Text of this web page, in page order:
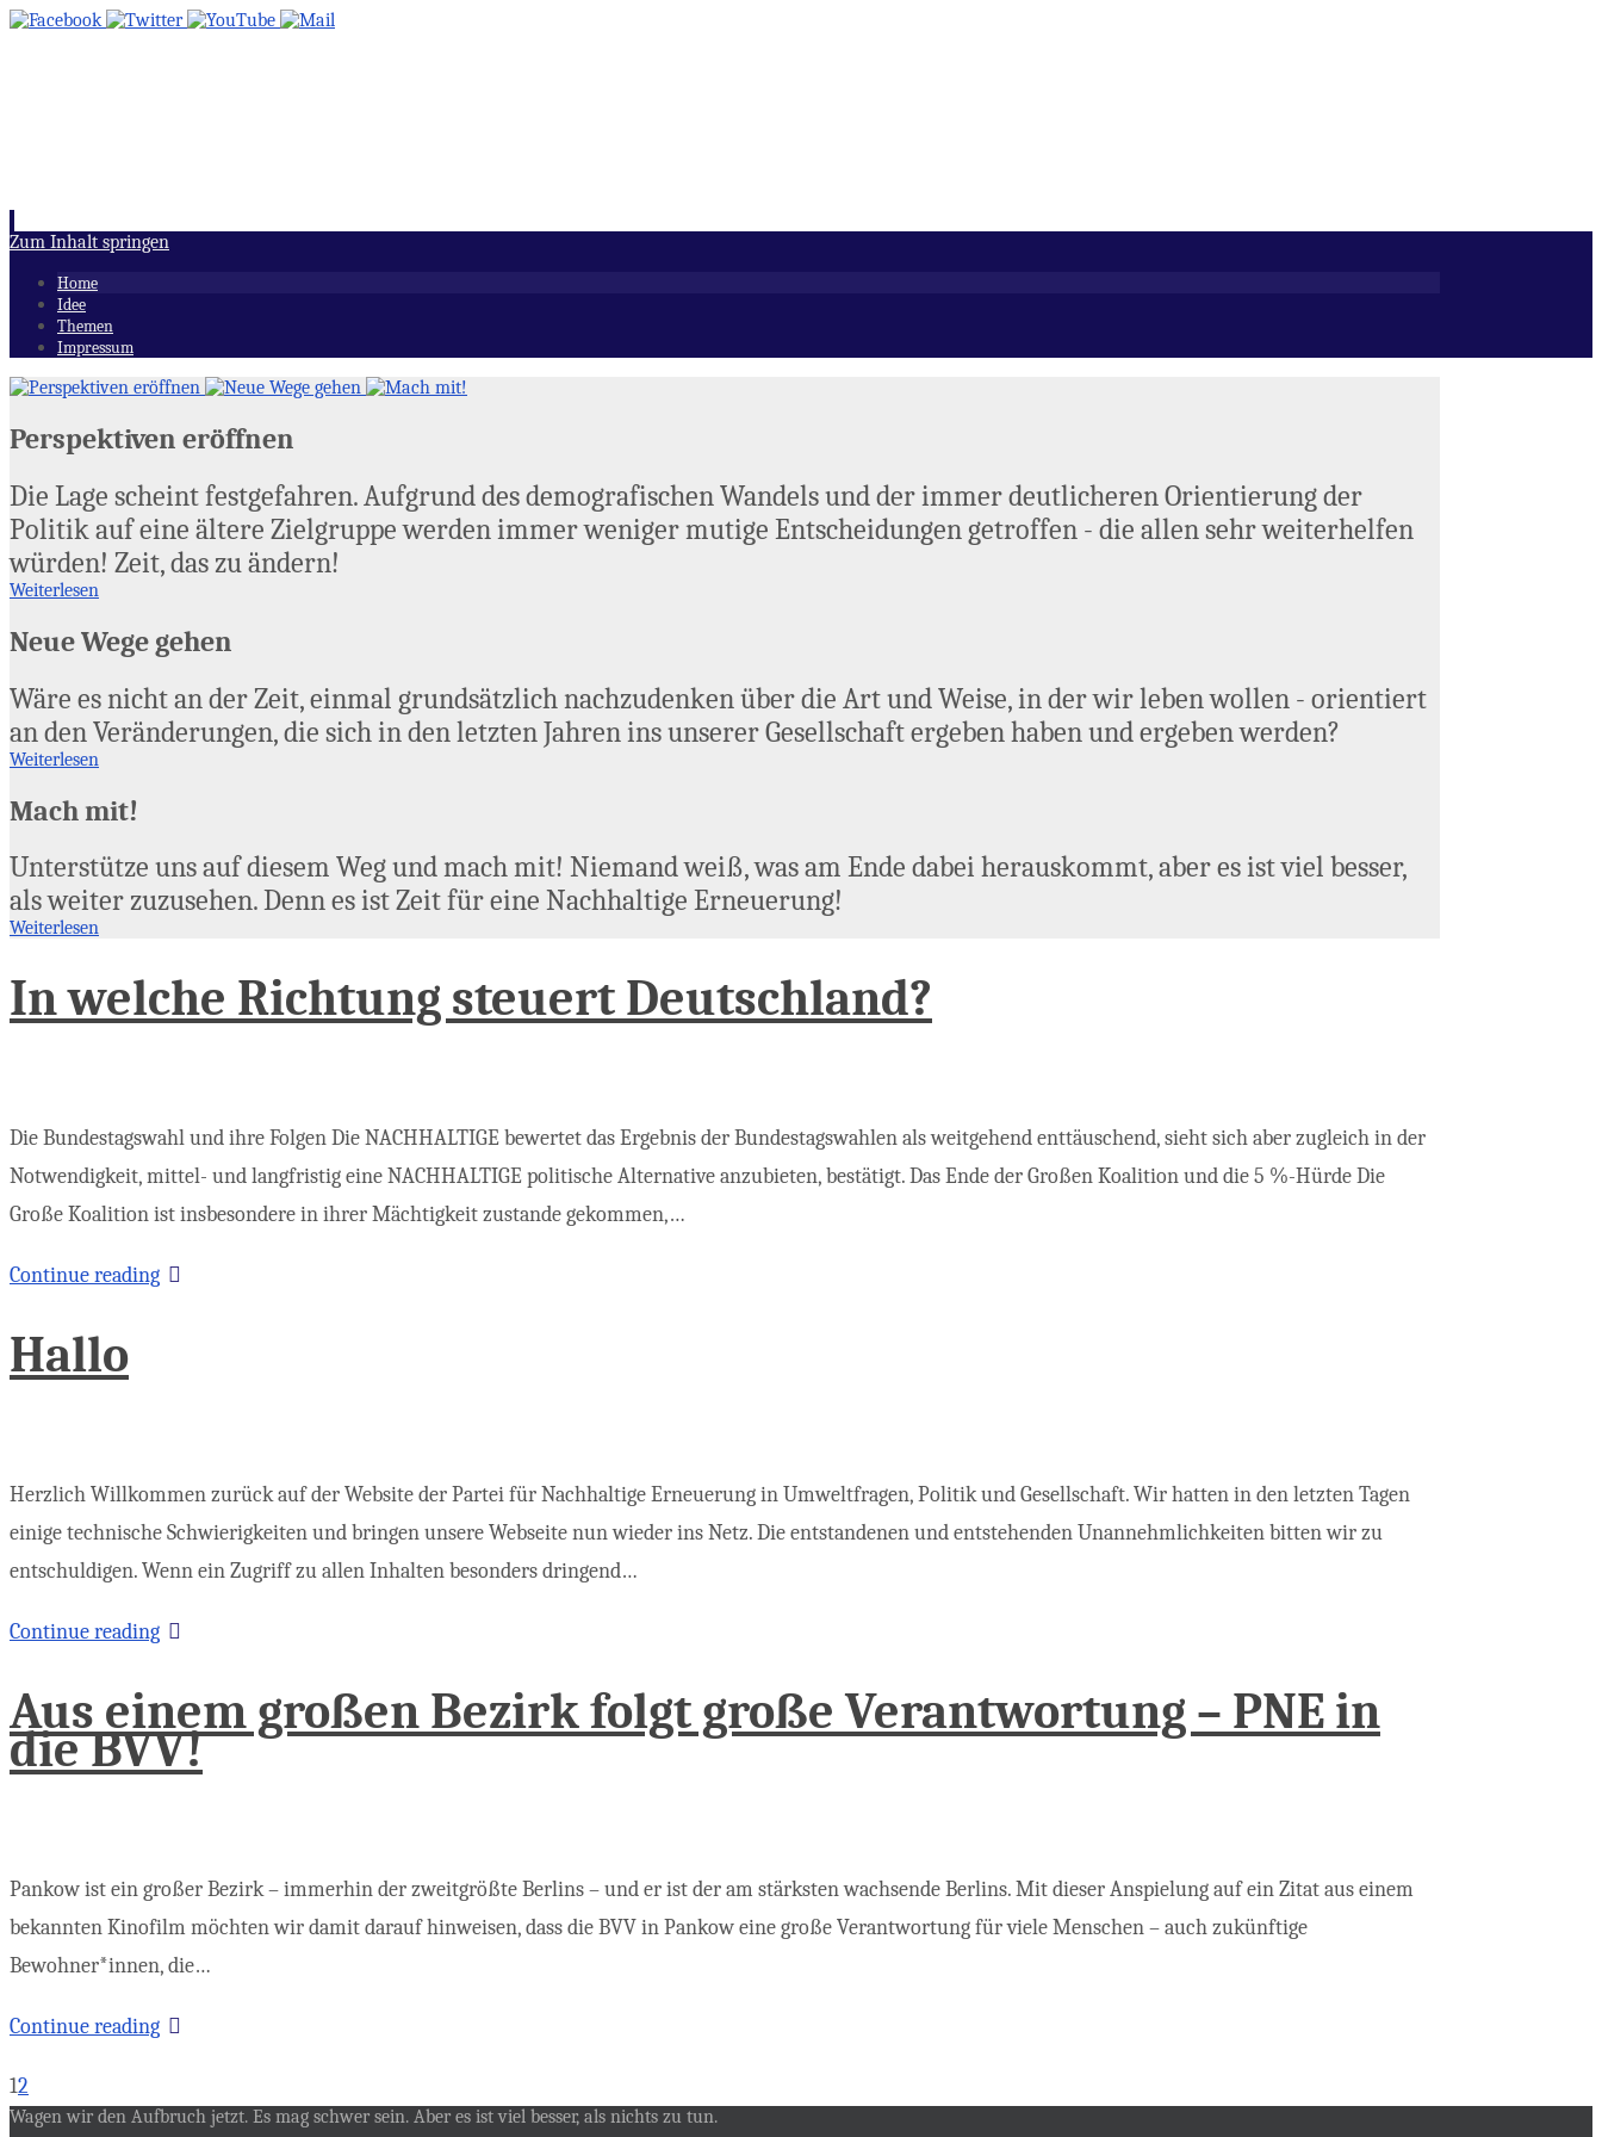
Zum Inhalt springen
Home
Idee
Themen
Impressum
Perspektiven eröffnen
Die Lage scheint festgefahren. Aufgrund des demografischen Wandels und der immer deutlicheren Orientierung der
Politik auf eine ältere Zielgruppe werden immer weniger mutige Entscheidungen getroffen - die allen sehr weiterhelfen
würden! Zeit, das zu ändern!
Weiterlesen
Neue Wege gehen
Wäre es nicht an der Zeit, einmal grundsätzlich nachzudenken über die Art und Weise, in der wir leben wollen - orientiert
an den Veränderungen, die sich in den letzten Jahren ins unserer Gesellschaft ergeben haben und ergeben werden?
Weiterlesen
Mach mit!
Unterstütze uns auf diesem Weg und mach mit! Niemand weiß, was am Ende dabei herauskommt, aber es ist viel besser,
als weiter zuzusehen. Denn es ist Zeit für eine Nachhaltige Erneuerung!
Weiterlesen
In welche Richtung steuert Deutschland?
Die Bundestagswahl und ihre Folgen Die NACHHALTIGE bewertet das Ergebnis der Bundestagswahlen als weitgehend enttäuschend, sieht sich aber zugleich in der
Notwendigkeit, mittel- und langfristig eine NACHHALTIGE politische Alternative anzubieten, bestätigt. Das Ende der Großen Koalition und die 5 %-Hürde Die
Große Koalition ist insbesondere in ihrer Mächtigkeit zustande gekommen,…
Continue reading
Hallo
Herzlich Willkommen zurück auf der Website der Partei für Nachhaltige Erneuerung in Umweltfragen, Politik und Gesellschaft. Wir hatten in den letzten Tagen
einige technische Schwierigkeiten und bringen unsere Webseite nun wieder ins Netz. Die entstandenen und entstehenden Unannehmlichkeiten bitten wir zu
entschuldigen. Wenn ein Zugriff zu allen Inhalten besonders dringend…
Continue reading
Aus einem großen Bezirk folgt große Verantwortung – PNE in
die BVV!
Pankow ist ein großer Bezirk – immerhin der zweitgrößte Berlins – und er ist der am stärksten wachsende Berlins. Mit dieser Anspielung auf ein Zitat aus einem
bekannten Kinofilm möchten wir damit darauf hinweisen, dass die BVV in Pankow eine große Verantwortung für viele Menschen – auch zukünftige
Bewohner*innen, die…
Continue reading
12
Wagen wir den Aufbruch jetzt. Es mag schwer sein. Aber es ist viel besser, als nichts zu tun.